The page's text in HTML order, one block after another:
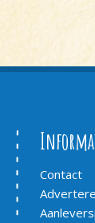
Contact